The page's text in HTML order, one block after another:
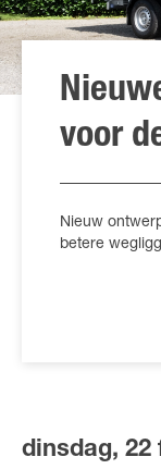
voor
Nieuw
betere
dinsdag, 22